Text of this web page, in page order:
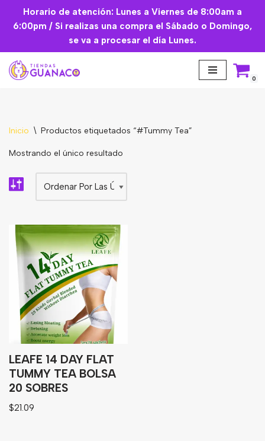
Saltar
contenido
Horario de atención: Lunes a Viernes de 8:00am a
6:00pm / Si realizas una compra el Sábado o Domingo,
se va a procesar el día Lunes.
0
Mascarilla facial
Básicos de Cocina
Granos
Harinas
Edulcorante
Enlatados
Sopas
Atoles
Inicio \ Productos etiquetados “#Tummy Tea”
Mostrando el único resultado
LEAFE 14 DAY FLAT
TUMMY TEA BOLSA
20 SOBRES
$21.09